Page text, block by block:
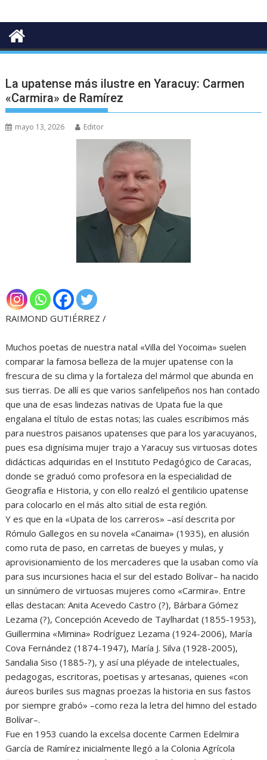
La upatense más ilustre en Yaracuy: Carmen
«Carmira» de Ramírez
mayo 13, 2026 Editor
RAIMOND GUTIÉRREZ /
Muchos poetas de nuestra natal «Villa del Yocoima» suelen
comparar la famosa belleza de la mujer upatense con la
frescura de su clima y la fortaleza del mármol que abunda en
sus tierras. De allí es que varios sanfelipeños nos han contado
que una de esas lindezas nativas de Upata fue la que
engalana el título de estas notas; las cuales escribimos más
para nuestros paisanos upatenses que para los yaracuyanos,
pues esa dignísima mujer trajo a Yaracuy sus virtuosas dotes
didácticas adquiridas en el Instituto Pedagógico de Caracas,
donde se graduó como profesora en la especialidad de
Geografía e Historia, y con ello realzó el gentilicio upatense
para colocarlo en el más alto sitial de esta región.
Y es que en la «Upata de los carreros» –así descrita por
Rómulo Gallegos en su novela «Canaima» (1935), en alusión
como ruta de paso, en carretas de bueyes y mulas, y
aprovisionamiento de los mercaderes que la usaban como vía
para sus incursiones hacia el sur del estado Bolívar– ha nacido
un sinnúmero de virtuosas mujeres como «Carmira». Entre
ellas destacan: Anita Acevedo Castro (?), Bárbara Gómez
Lezama (?), Concepción Acevedo de Taylhardat (1855-1953),
Guillermina «Mimina» Rodríguez Lezama (1924-2006), María
Cova Fernández (1874-1947), María J. Silva (1928-2005),
Sandalia Siso (1885-?), y así una pléyade de intelectuales,
pedagogas, escritoras, poetisas y artesanas, quienes «con
áureos buriles sus magnas proezas la historia en sus fastos
por siempre grabó» –como reza la letra del himno del estado
Bolívar–.
Fue en 1953 cuando la excelsa docente Carmen Edelmira
García de Ramírez inicialmente llegó a la Colonia Agrícola